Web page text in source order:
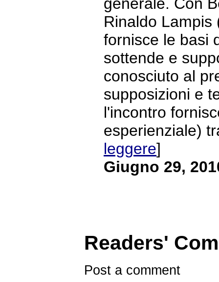
Rinaldo Lampis
fornisce le basi
sottende e
conosciuto al
supposizioni e
l'incontro
esperienziale)
leggere]
Giugno 29,
Readers'
Post a comment